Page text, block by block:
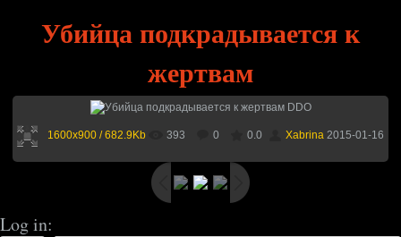
Убийца подкрадывается к
жертвам
1600x900 / 682.9Kb 393 0 0.0 Xabrina 2015-01-16
Log in: